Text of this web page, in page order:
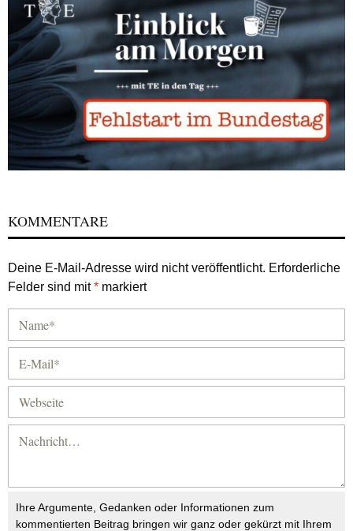
KOMMENTARE
Deine E-Mail-Adresse wird nicht veröffentlicht. Erforderliche
Felder sind mit* markiert
Ihre Argumente, Gedanken oder Informationen zum
kommentierten Beitrag bringen wir ganz oder gekürzt mit Ihrem